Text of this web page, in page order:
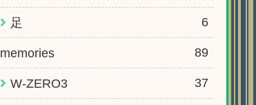
足 6
memories 89
W-ZERO3 37